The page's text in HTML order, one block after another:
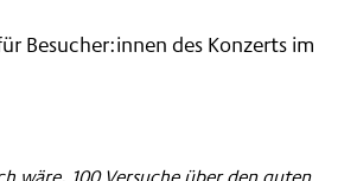
Besucher:innen des Konzerts im